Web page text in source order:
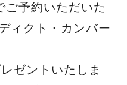
ご予約いただいた
ィクト・カンバー
ゼントいたしま